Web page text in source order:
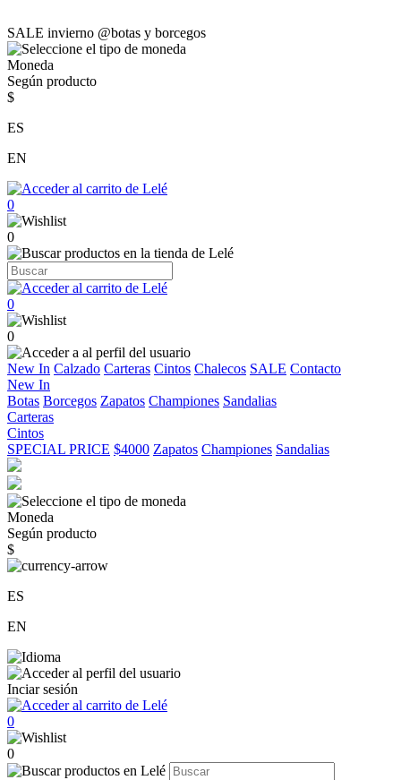
SALE invierno @botas y borcegos
Moneda
Según producto
$
ES
EN
0
0
0
0
New In Calzado Carteras Cintos Chalecos SALE Contacto
New In
Botas Borcegos Zapatos Championes Sandalias
Carteras
Cintos
SPECIAL PRICE $4000 Zapatos Championes Sandalias
Moneda
Según producto
$
ES
EN
Inciar sesión
0
0